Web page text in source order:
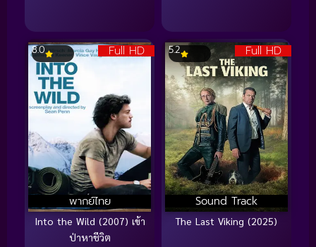
Full HD
พากย์ไทย
8.0
Into the Wild (2007) เข้า
ป่าหาชีวิต
Full HD
Sound Track
5.2
The Last Viking (2025)